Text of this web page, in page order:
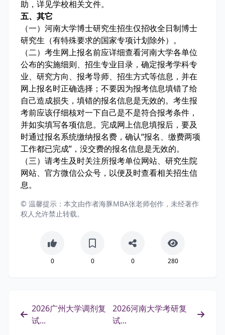
助，详见学校相关文件。
五、其它
（一）河南大学博士研究生招生仅招收全日制博士
研究生（有特殊要求的国家专项计划除外）。
（二）考生网上报名前应详细查看河南大学各单位
公布的实施细则、招生专业目录，确定报考学科专
业、研究方向、报考导师、招生方式等信息，并在
网上报名时正确选择；不要因为报考信息填错了给
自己造成损失，填错的报名信息是无效的。考生报
考前应该仔细核对一下自己是不是符合报考条件，
并如实填写各项信息。完成网上信息填报后，要及
时通过报名系统缴纳报名费，确认“报名、缴费两项
工作都已完成”，没交费的报名信息是无效的。
（三）请考生及时关注所报考单位网站、研究生院
网站、官方微信公众号，以便及时查看相关招生信
息。
© 温馨提示：本文由作者海豚MBA张老师创作，未经著作
权人允许禁止转载。
0 0 0 280
2026广州大学调剂复
试...
2026河南大学考研复
试...